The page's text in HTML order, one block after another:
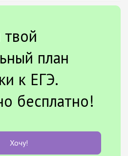
твой
план
к ЕГЭ.
бесплатно!
Хочу!